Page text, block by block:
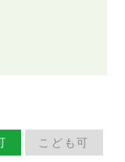
こども可